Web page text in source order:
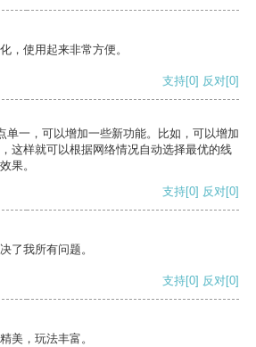
，使用起来非常方便。
支持[0] 反对[0]
单一，可以增加一些新功能。比如，可以增加
这样就可以根据网络情况自动选择最优的线
果。
支持[0] 反对[0]
了我所有问题。
支持[0] 反对[0]
美，玩法丰富。